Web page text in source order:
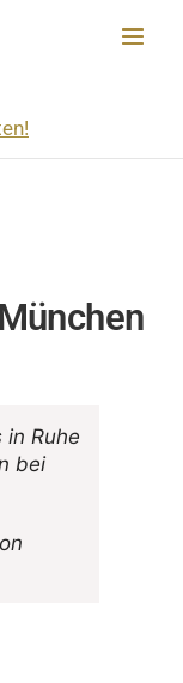
in Ruhe
bei